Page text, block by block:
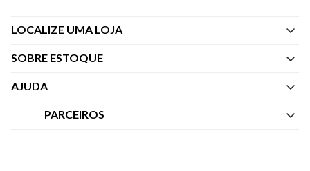
LOCALIZE UMA LOJA
SOBRE ESTOQUE
Quem Somos
AJUDA
Central de Atendimento
PARCEIROS